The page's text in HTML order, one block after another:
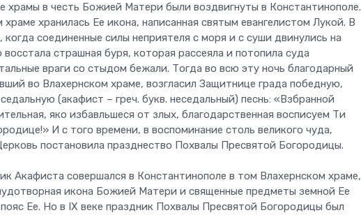
храмы в честь Божией Матери были воздвигнуты в Константинополе.
храме хранилась Ее икона, написанная святым евангелистом Лукой. В
когда соединенные силы неприятеля с моря и с суши двинулись на
восстала страшная буря, которая рассеяла и потопила суда
враги со стыдом бежали. Тогда во всю эту ночь благодарный
во Влахернском храме, возгласил Защитнице града победную,
(акафист – греч. букв. неседальный) песнь: «Взбранной
яко избавльшеся от злых, благодарственная восписуем Ти
И с того времени, в воспоминание столь великого чуда,
постановила празднество Похвалы Пресвятой Богородицы.
Акафиста совершался в Константинополе в том Влахернском храме,
икона Божией Матери и священные предметы земной Ее
Ее. Но в IX веке праздник Похвалы Пресвятой Богородицы был